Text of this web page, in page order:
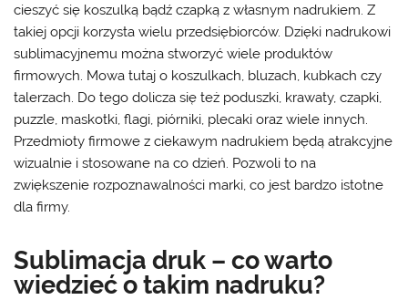
cieszyć się koszulką bądź czapką z własnym nadrukiem. Z
takiej opcji korzysta wielu przedsiębiorców. Dzięki nadrukowi
sublimacyjnemu można stworzyć wiele produktów
firmowych. Mowa tutaj o koszulkach, bluzach, kubkach czy
talerzach. Do tego dolicza się też poduszki, krawaty, czapki,
puzzle, maskotki, flagi, piórniki, plecaki oraz wiele innych.
Przedmioty firmowe z ciekawym nadrukiem będą atrakcyjne
wizualnie i stosowane na co dzień. Pozwoli to na
zwiększenie rozpoznawalności marki, co jest bardzo istotne
dla firmy.
Sublimacja druk – co warto
wiedzieć o takim nadruku?